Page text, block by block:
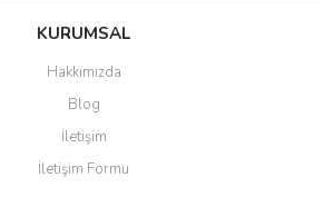
KURUMSAL
Hakkımızda
Blog
İletişim
İletişim Formu